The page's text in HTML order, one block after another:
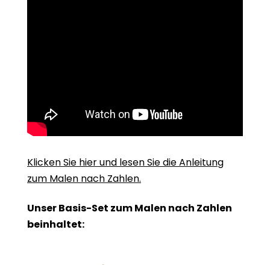
Klicken Sie hier und lesen Sie die Anleitung
zum Malen nach Zahlen.
Unser Basis-Set zum Malen nach Zahlen
beinhaltet: